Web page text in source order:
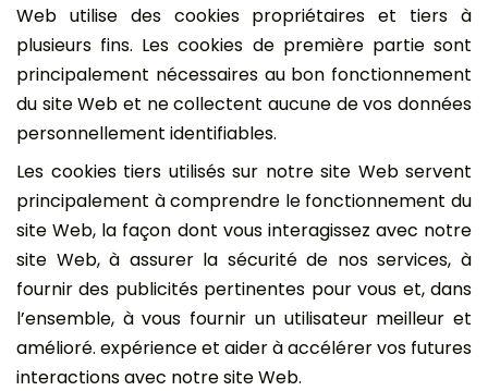
Web utilise des cookies propriétaires et tiers à
plusieurs fins. Les cookies de première partie sont
principalement nécessaires au bon fonctionnement
du site Web et ne collectent aucune de vos données
personnellement identifiables.
Les cookies tiers utilisés sur notre site Web servent
principalement à comprendre le fonctionnement du
site Web, la façon dont vous interagissez avec notre
site Web, à assurer la sécurité de nos services, à
fournir des publicités pertinentes pour vous et, dans
l’ensemble, à vous fournir un utilisateur meilleur et
amélioré. expérience et aider à accélérer vos futures
interactions avec notre site Web.